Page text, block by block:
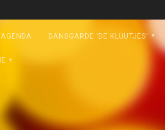
AGENDA DANSGARDE ‘DE KLUUTJES’